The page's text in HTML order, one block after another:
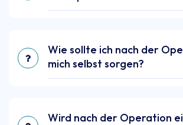
Wie sollte ich nach der
mich selbst sorgen?
Wird nach der Operation